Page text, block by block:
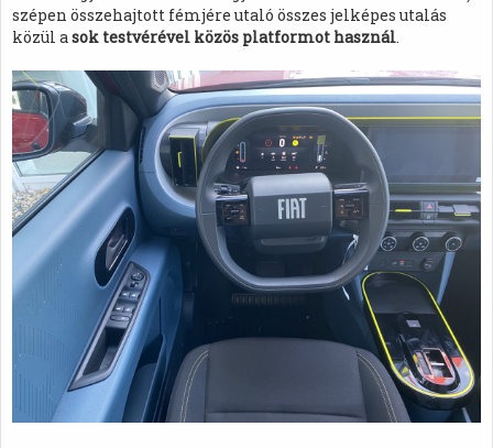
szépen összehajtott fémjére utaló összes jelképes utalás
közül asok testvérével közös platformot használ.